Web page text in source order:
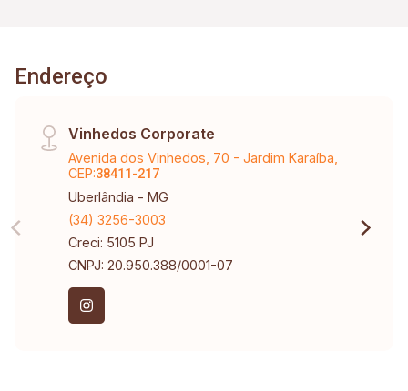
Endereço
Vinhedos Corporate
Avenida dos Vinhedos, 70 - Jardim Karaíba,
CEP:38411-217
Uberlândia - MG
(34) 3256-3003
Creci: 5105 PJ
CNPJ: 20.950.388/0001-07